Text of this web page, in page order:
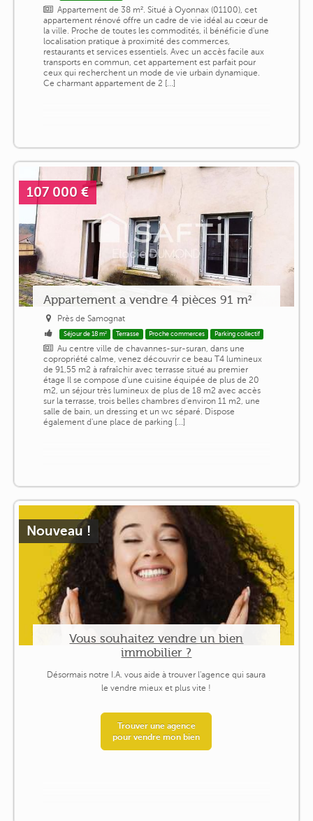
Appartement de 38 m². Situé à Oyonnax (01100), cet
appartement rénové offre un cadre de vie idéal au cœur de
la ville. Proche de toutes les commodités, il bénéficie d'une
localisation pratique à proximité des commerces,
restaurants et services essentiels. Avec un accès facile aux
transports en commun, cet appartement est parfait pour
ceux qui recherchent un mode de vie urbain dynamique.
Ce charmant appartement de 2 [...]
107 000 €
Appartement a vendre 4 pièces 91 m²
Près de Samognat
Séjour de 18 m² Terrasse Proche commerces Parking collectif
Au centre ville de chavannes-sur-suran, dans une
copropriété calme, venez découvrir ce beau T4 lumineux
de 91,55 m2 à rafraîchir avec terrasse situé au premier
étage Il se compose d'une cuisine équipée de plus de 20
m2, un séjour très lumineux de plus de 18 m2 avec accès
sur la terrasse, trois belles chambres d'environ 11 m2, une
salle de bain, un dressing et un wc séparé. Dispose
également d'une place de parking [...]
Nouveau !
Vous souhaitez vendre un bien
immobilier ?
Désormais notre I.A. vous aide à trouver l'agence qui saura
le vendre mieux et plus vite !
Trouver une agence
pour vendre mon bien